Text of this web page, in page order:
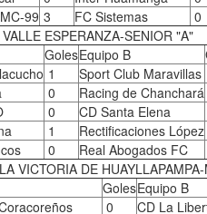
99 3 FC Sistemas
0
ESPERANZA-SENIOR "A"
GolesEquipo B
1 Sport Club Maravillas
0 Racing de Chanchará
0 CD Santa Elena
1 Rectificaciones López
0 Real Abogados FC
VICTORIA DE
GolesEquipo B
0 CD La